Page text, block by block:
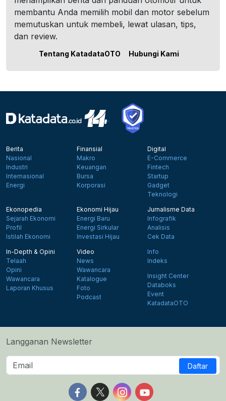
membantu Anda memilih mobil dan motor sebelum
memutuskan untuk membeli, lewat ulasan, tips,
dan review.
Tentang KatadataOTO Hubungi Kami
Berita
Nasional
Industri
Internasional
Energi
Finansial
Makro
Keuangan
Bursa
Korporasi
Digital
E-Commerce
Fintech
Startup
Gadget
Teknologi
Ekonopedia
Sejarah Ekonomi
Profil
Istilah Ekonomi
Ekonomi Hijau
Energi Baru
Energi Sirkular
Investasi Hijau
Jurnalisme Data
Infografik
Analisis
Cek Data
In-Depth & Opini
Telaah
Opini
Wawancara
Laporan Khusus
Video
News
Wawancara
Katalogue
Foto
Podcast
Info
Indeks
Insight Center
Databoks
Event
KatadataOTO
Langganan Newsletter
Daftar
Follow us on Facebook
Follow us on X
Follow us on Instagram
Follow us on